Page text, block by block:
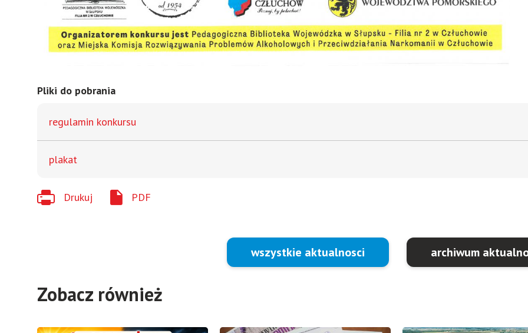
Pliki do pobrania
regulamin konkursu
plakat
Drukuj PDF
wszystkie aktualnosci archiwum
Zobacz również